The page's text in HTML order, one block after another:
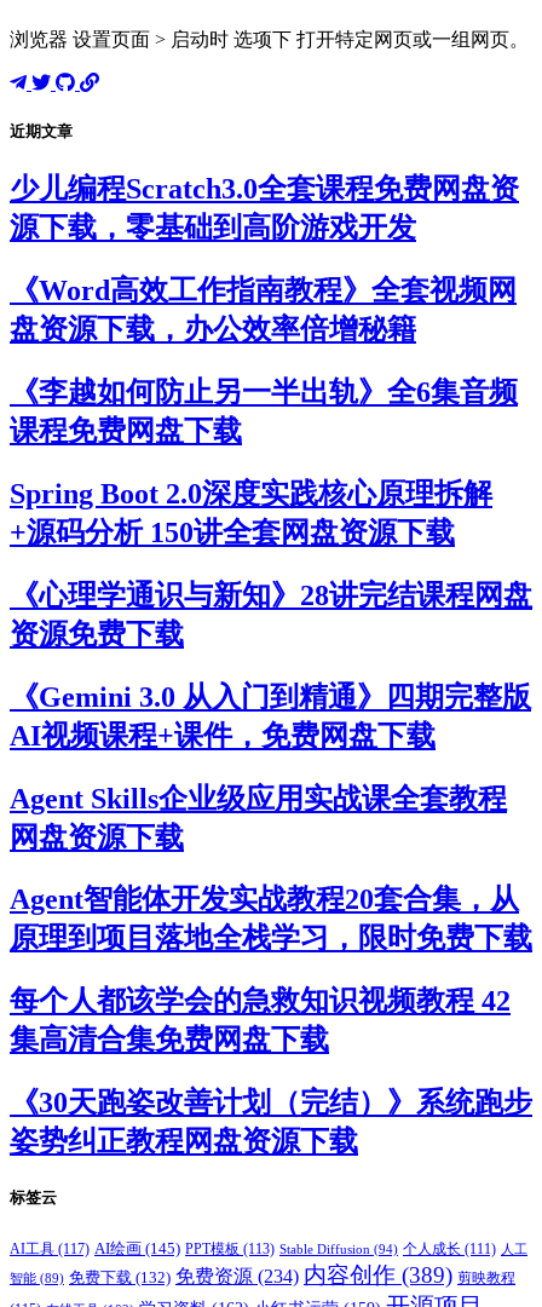
浏览器 设置页面 > 启动时 选项下 打开特定网页或一组网页。
近期文章
少儿编程Scratch3.0全套课程免费网盘资
源下载，零基础到高阶游戏开发
《Word高效工作指南教程》全套视频网
盘资源下载，办公效率倍增秘籍
《李越如何防止另一半出轨》全6集音频
课程免费网盘下载
Spring Boot 2.0深度实践核心原理拆解
+源码分析 150讲全套网盘资源下载
《心理学通识与新知》28讲完结课程网盘
资源免费下载
《Gemini 3.0 从入门到精通》四期完整版
AI视频课程+课件，免费网盘下载
Agent Skills企业级应用实战课全套教程
网盘资源下载
Agent智能体开发实战教程20套合集，从
原理到项目落地全栈学习，限时免费下载
每个人都该学会的急救知识视频教程 42
集高清合集免费网盘下载
《30天跑姿改善计划（完结）》系统跑步
姿势纠正教程网盘资源下载
标签云
AI工具 (117) AI绘画 (145) PPT模板 (113) Stable Diffusion (94) 个人成长 (111) 人工
智能 (89) 免费下载 (132) 免费资源 (234) 内容创作 (389) 剪映教程